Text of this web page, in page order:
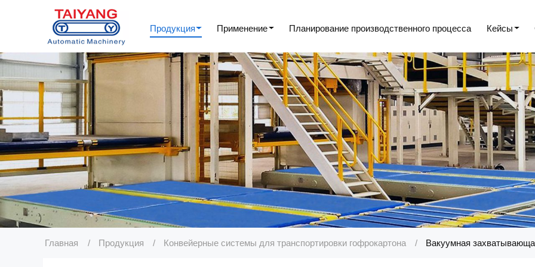
Продукция Применение Планирование производственного процесса Кейсы
Главная Продукция Конвейерные системы для транспортировки гофрокартона Вакуумная